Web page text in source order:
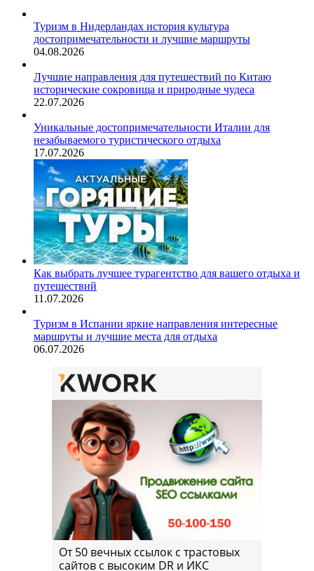
Туризм в Нидерландах история культура
достопримечательности и лучшие маршруты
04.08.2026
Лучшие направления для путешествий по Китаю
исторические сокровища и природные чудеса
22.07.2026
Уникальные достопримечательности Италии для
незабываемого туристического отдыха
17.07.2026
Как выбрать лучшее турагентство для вашего отдыха и
путешествий
11.07.2026
Туризм в Испании яркие направления интересные
маршруты и лучшие места для отдыха
06.07.2026